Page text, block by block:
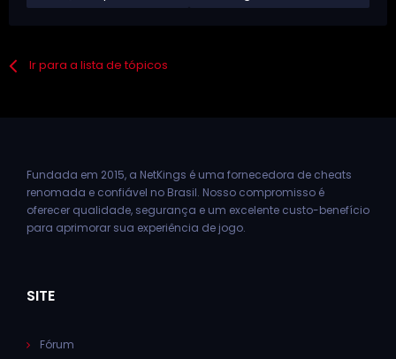
Ir para a lista de tópicos
Fundada em 2015, a NetKings é uma fornecedora de cheats
renomada e confiável no Brasil. Nosso compromisso é
oferecer qualidade, segurança e um excelente custo-benefício
para aprimorar sua experiência de jogo.
SITE
Fórum